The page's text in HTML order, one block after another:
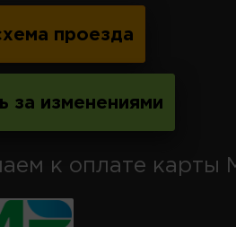
проезда
за изменениями
к оплате карты